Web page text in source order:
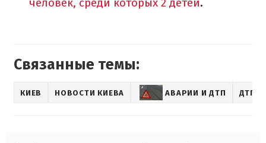
Связанные темы:
КИЕВ НОВОСТИ КИЕВА АВАРИИ И ДТП ДТП И